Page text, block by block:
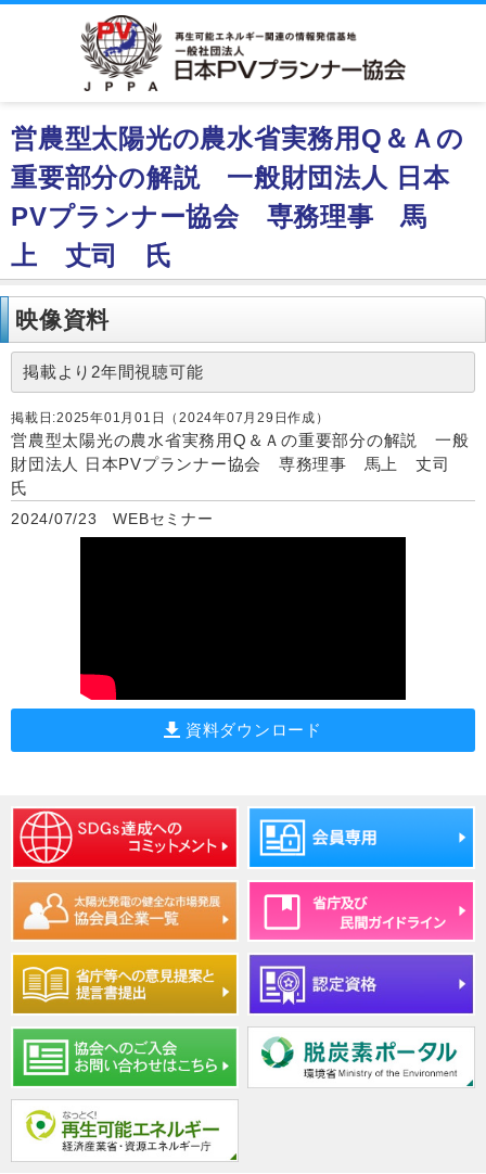
営農型太陽光の農水省実務用Q＆Ａの
重要部分の解説 一般財団法人 日本
PVプランナー協会 専務理事 馬
上 丈司 氏
映像資料
掲載より2年間視聴可能
掲載日:2025年01月01日（2024年07月29日作成）
営農型太陽光の農水省実務用Q＆Ａの重要部分の解説 一般
財団法人 日本PVプランナー協会 専務理事 馬上 丈司
氏
2024/07/23 WEBセミナー
資料ダウンロード